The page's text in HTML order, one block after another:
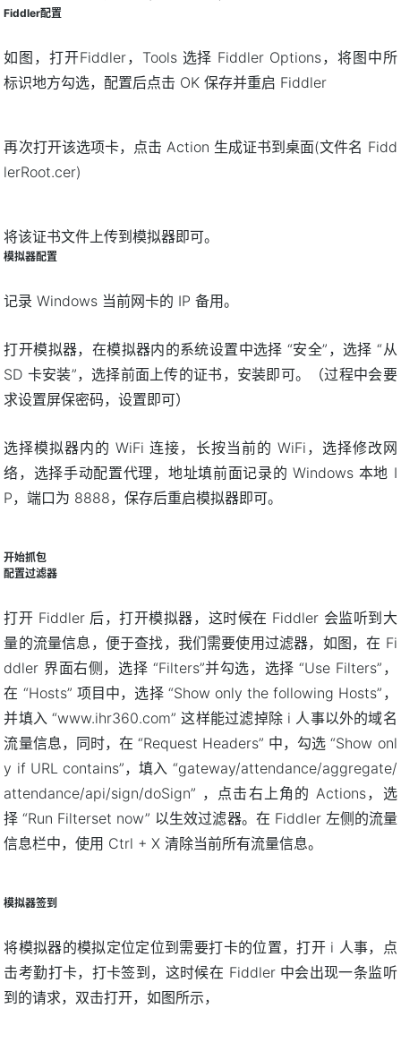
Fiddler配置
如图，打开Fiddler，Tools 选择 Fiddler Options，将图中所
标识地方勾选，配置后点击 OK 保存并重启 Fiddler
再次打开该选项卡，点击 Action 生成证书到桌面(文件名 Fidd
lerRoot.cer)
将该证书文件上传到模拟器即可。
模拟器配置
记录 Windows 当前网卡的 IP 备用。
打开模拟器，在模拟器内的系统设置中选择 “安全”，选择 “从
SD 卡安装”，选择前面上传的证书，安装即可。（过程中会要
求设置屏保密码，设置即可）
选择模拟器内的 WiFi 连接，长按当前的 WiFi，选择修改网
络，选择手动配置代理，地址填前面记录的 Windows 本地 I
P，端口为 8888，保存后重启模拟器即可。
开始抓包
配置过滤器
打开 Fiddler 后，打开模拟器，这时候在 Fiddler 会监听到大
量的流量信息，便于查找，我们需要使用过滤器，如图，在 Fi
ddler 界面右侧，选择 “Filters”并勾选，选择 “Use Filters”，
在 “Hosts” 项目中，选择 “Show only the following Hosts”，
并填入 “www.ihr360.com” 这样能过滤掉除 i 人事以外的域名
流量信息，同时，在 “Request Headers” 中，勾选 “Show onl
y if URL contains”，填入 “gateway/attendance/aggregate/
attendance/api/sign/doSign” ，点击右上角的 Actions，选
择 “Run Filterset now” 以生效过滤器。在 Fiddler 左侧的流量
信息栏中，使用 Ctrl + X 清除当前所有流量信息。
模拟器签到
将模拟器的模拟定位定位到需要打卡的位置，打开 i 人事，点
击考勤打卡，打卡签到，这时候在 Fiddler 中会出现一条监听
到的请求，双击打开，如图所示，